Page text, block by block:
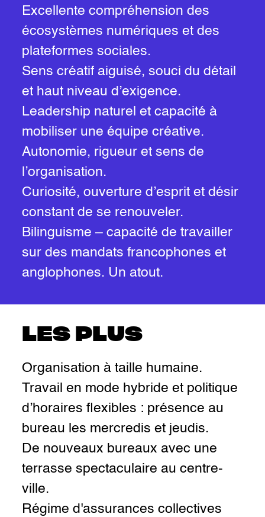
Excellente compréhension des
écosystèmes numériques et des
plateformes sociales.
Sens créatif aiguisé, souci du détail
et haut niveau d’exigence.
Leadership naturel et capacité à
mobiliser une équipe créative.
Autonomie, rigueur et sens de
l’organisation.
Curiosité, ouverture d’esprit et désir
constant de se renouveler.
Bilinguisme – capacité de travailler
sur des mandats francophones et
anglophones. Un atout.
LES PLUS
Organisation à taille humaine.
Travail en mode hybride et politique
d’horaires flexibles : présence au
bureau les mercredis et jeudis.
De nouveaux bureaux avec une
terrasse spectaculaire au centre-
ville.
Régime d'assurances collectives